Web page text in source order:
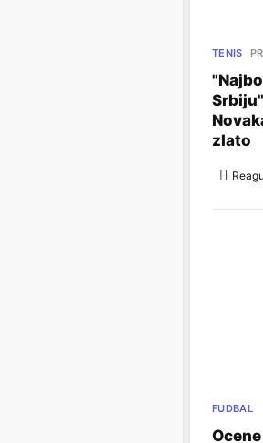
TENIS
zlato
FUDBAL